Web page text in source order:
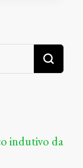
indutivo da